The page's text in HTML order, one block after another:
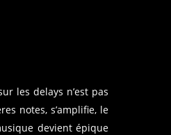
les delays n’est pas
notes, s’amplifie, le
devient épique